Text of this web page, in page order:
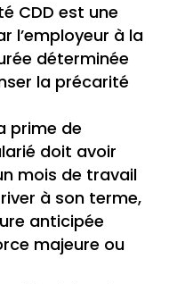
CDD est une
l’employeur à la
déterminée
la précarité
prime de
doit avoir
mois de travail
à son terme,
anticipée
majeure ou